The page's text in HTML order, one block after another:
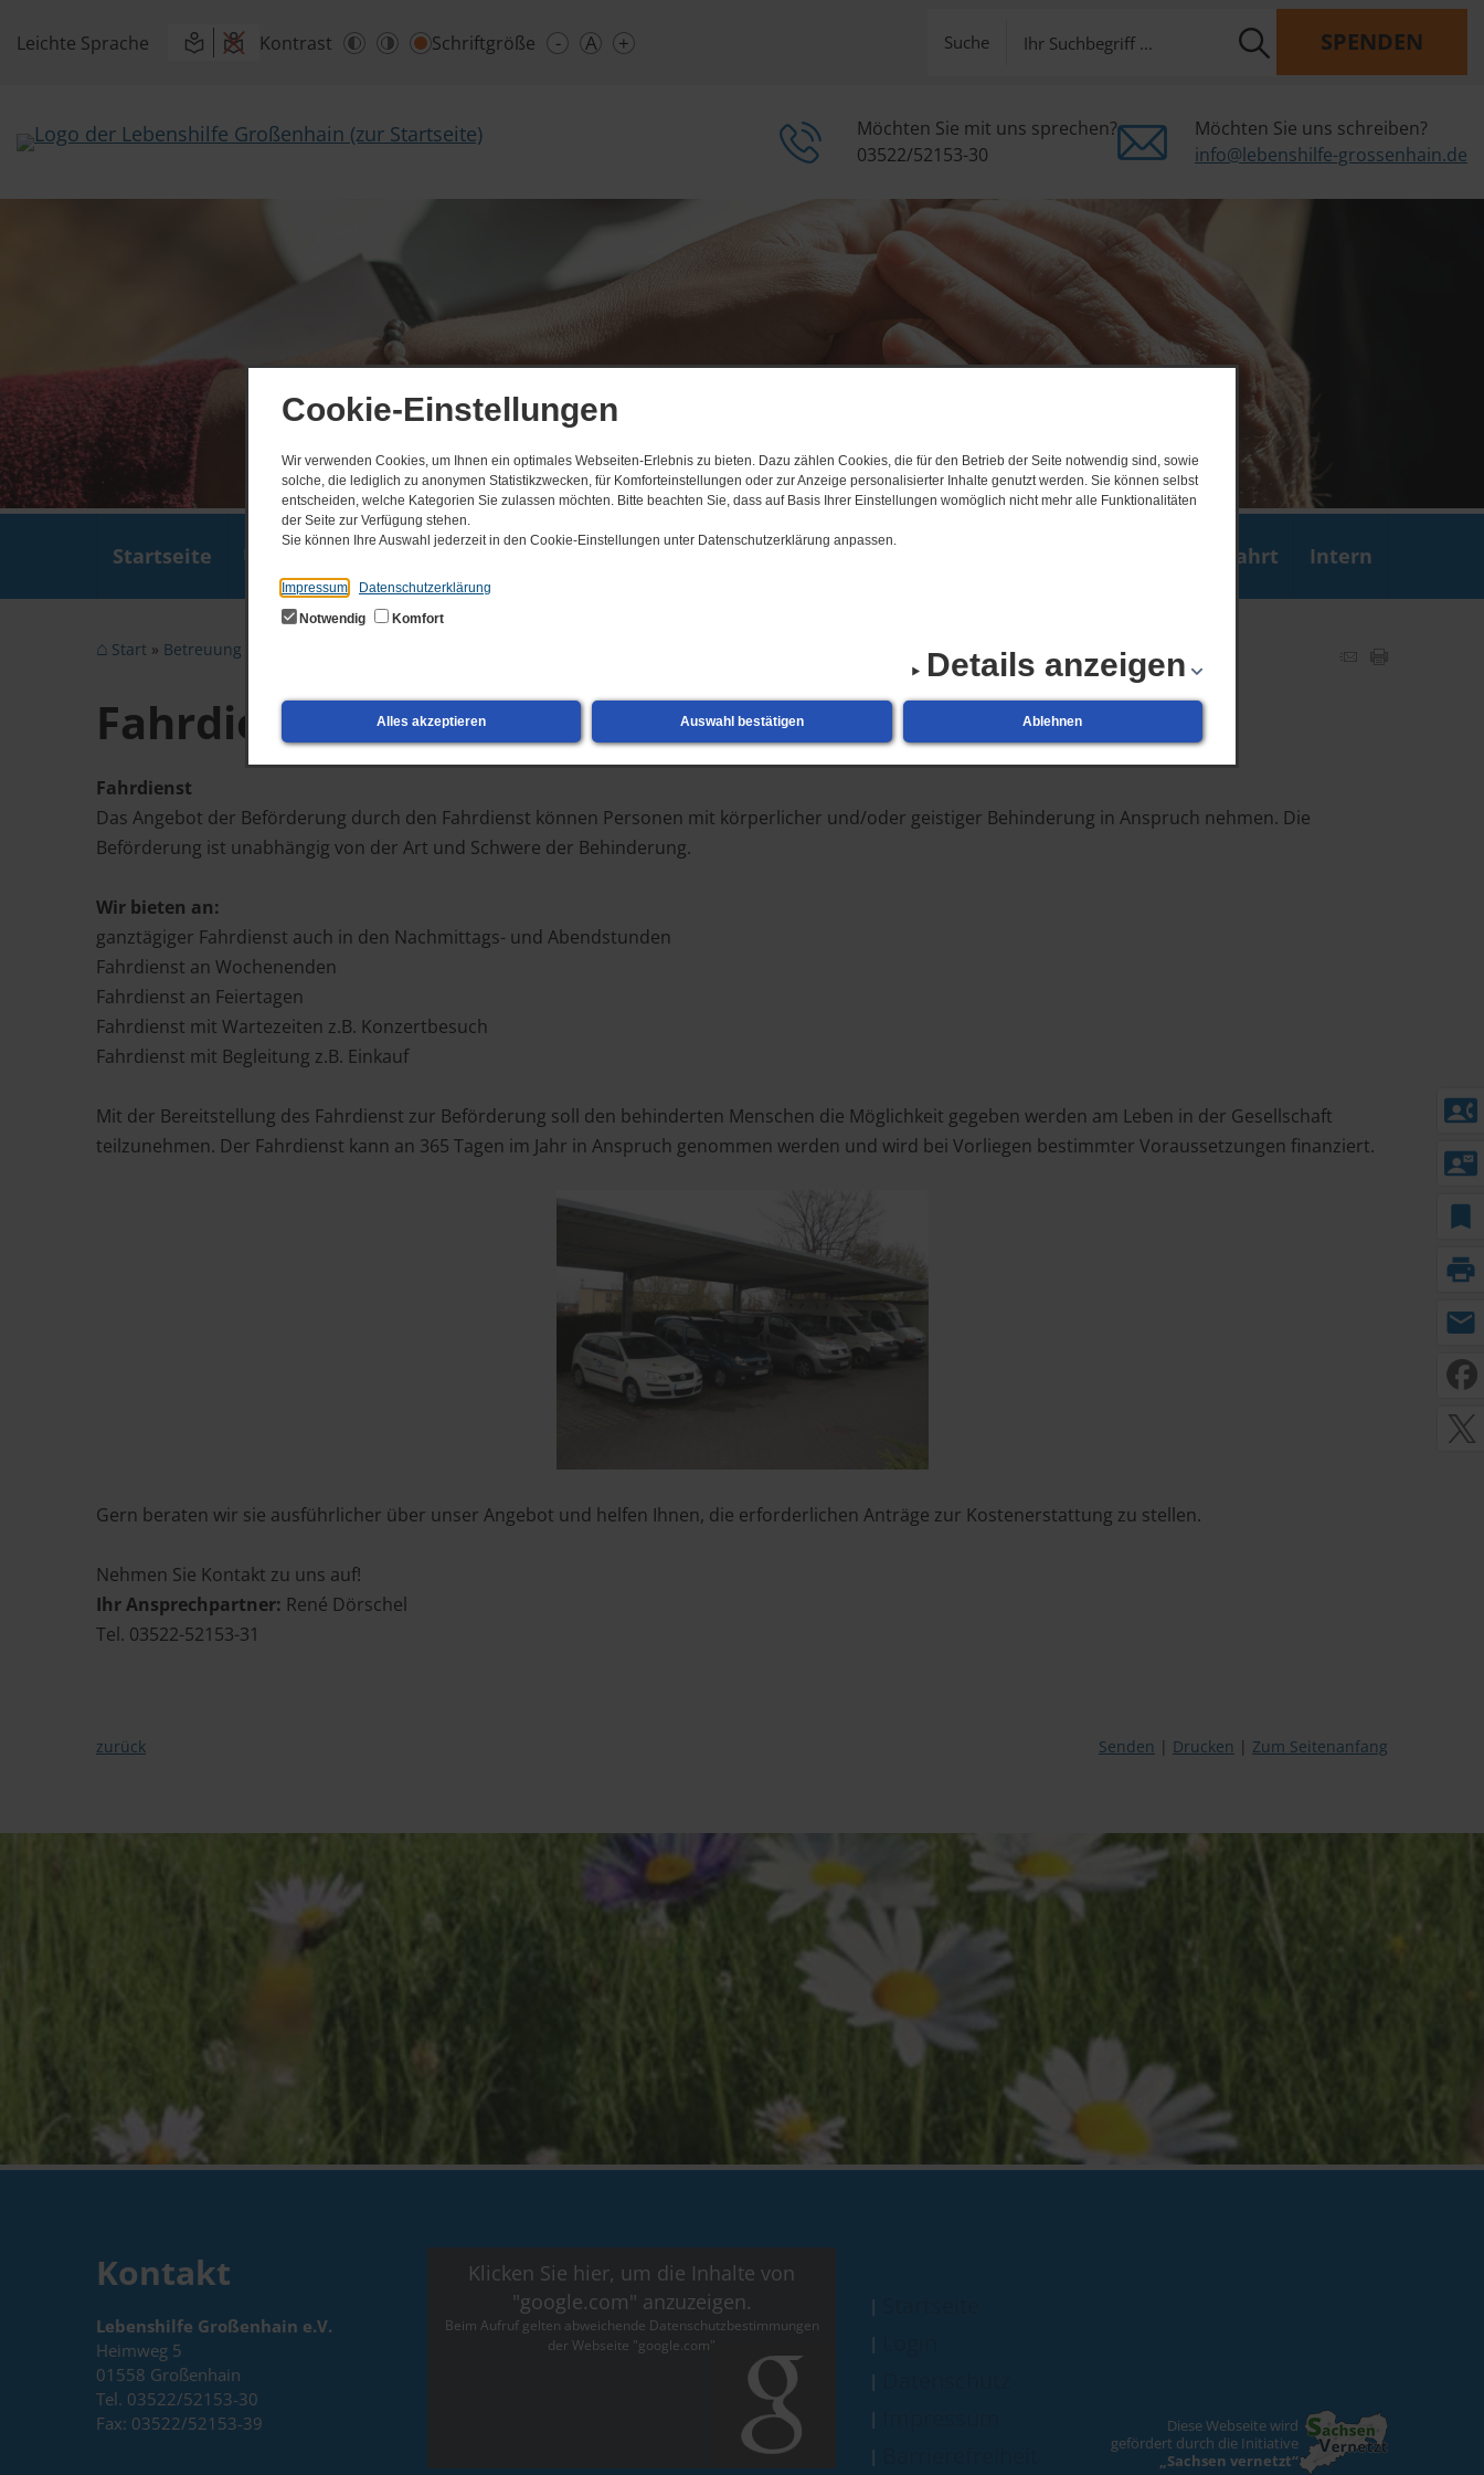
Cookie-Einstellungen
Wir verwenden Cookies, um Ihnen ein optimales Webseiten-Erlebnis zu bieten. Dazu zählen Cookies, die für den Betrieb der Seite notwendig sind, sowie
solche, die lediglich zu anonymen Statistikzwecken, für Komforteinstellungen oder zur Anzeige personalisierter Inhalte genutzt werden. Sie können selbst
entscheiden, welche Kategorien Sie zulassen möchten. Bitte beachten Sie, dass auf Basis Ihrer Einstellungen womöglich nicht mehr alle Funktionalitäten
der Seite zur Verfügung stehen.
Sie können Ihre Auswahl jederzeit in den Cookie-Einstellungen unter Datenschutzerklärung anpassen.
Impressum
Datenschutzerklärung
Notwendig
Komfort
Details anzeigen
Alles akzeptieren Auswahl bestätigen Ablehnen
Leichte Sprache Kontrast Schriftgröße - A + Suche SPENDEN
Möchten Sie mit uns sprechen?
03522/52153-30
Möchten Sie uns schreiben?
info@lebenshilfe-grossenhain.de
Startseite Über uns Wohnen Betreuung und Förderung Anfahrt Intern
Start Betreuung und Förderung
Fahrdienst
Fahrdienst
Das Angebot der Beförderung durch den Fahrdienst können Personen mit körperlicher und/oder geistiger Behinderung in Anspruch nehmen. Die
Beförderung ist unabhängig von der Art und Schwere der Behinderung.
Wir bieten an:
ganztägiger Fahrdienst auch in den Nachmittags- und Abendstunden
Fahrdienst an Wochenenden
Fahrdienst an Feiertagen
Fahrdienst mit Wartezeiten z.B. Konzertbesuch
Fahrdienst mit Begleitung z.B. Einkauf
Mit der Bereitstellung des Fahrdienst zur Beförderung soll den behinderten Menschen die Möglichkeit gegeben werden am Leben in der Gesellschaft
teilzunehmen. Der Fahrdienst kann an 365 Tagen im Jahr in Anspruch genommen werden und wird bei Vorliegen bestimmter Voraussetzungen finanziert.
Gern beraten wir sie ausführlicher über unser Angebot und helfen Ihnen, die erforderlichen Anträge zur Kostenerstattung zu stellen.
Nehmen Sie Kontakt zu uns auf!
Ihr Ansprechpartner: René Dörschel
Tel. 03522-52153-31
zurück Senden Drucken Zum Seitenanfang
contact_phone
contact_mail
bookmark
print
mail
Kontakt
Lebenshilfe Großenhain e.V.
Heimweg 5
01558 Großenhain
Tel. 03522/52153-30
Fax: 03522/52153-39
Klicken Sie hier, um die Inhalte von
"google.com" anzuzeigen.
Beim Aufruf gelten abweichende Datenschutzbestimmungen
der Webseite "google.com"
Diese Webseite wird
gefördert durch die Initiative
„Sachsen vernetzt“